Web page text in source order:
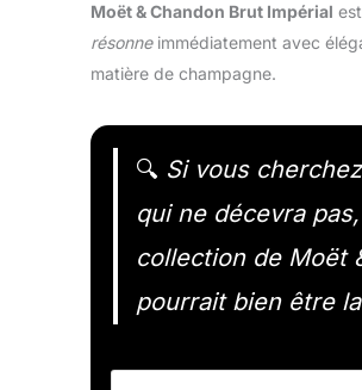
Moët & Chandon Brut Impérial
résonneimmédiatement avec
matière de champagne.
🔍 Si vous
qui ne décevra
collection de Moët
pourrait bien être